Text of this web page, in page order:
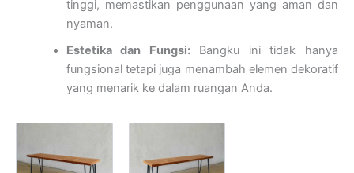
tinggi, memastikan penggunaan yang aman dan
nyaman.
Estetika dan Fungsi:Bangku ini tidak hanya
fungsional tetapi juga menambah elemen dekoratif
yang menarik ke dalam ruangan Anda.